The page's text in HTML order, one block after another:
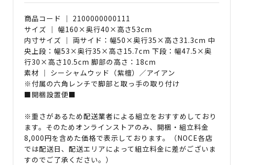
商品コード ｜ 2100000000111
サイズ ｜ 幅160×奥行40×高さ53cm
内寸サイズ ｜ 両サイド：幅50×奥行35×高さ31.3cm 中
央上段：幅53×奥行35×高さ15.7cm 下段：幅47.5×奥
行30×高さ10.5cm 脚部の高さ：18cm
素材 ｜ シーシャムウッド（紫檀）／アイアン
※付属の六角レンチで脚部と取っ手の取り付け
■開梱設置便■
※重さがあるため配送業者による組立をおすすめしており
ます。そのためオンラインストアのみ、開梱・組立料金
8,000円を含めた価格で表示しております。（NOCE各店
では配送日、配送エリアによって組立料金に差がございま
すのでご了承ください。）